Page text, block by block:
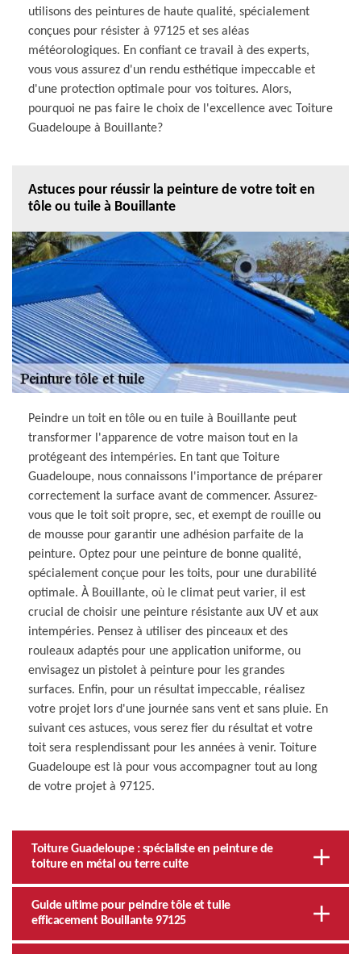
utilisons des peintures de haute qualité, spécialement
conçues pour résister à 97125 et ses aléas
météorologiques. En confiant ce travail à des experts,
vous vous assurez d'un rendu esthétique impeccable et
d'une protection optimale pour vos toitures. Alors,
pourquoi ne pas faire le choix de l'excellence avec Toiture
Guadeloupe à Bouillante?
Astuces pour réussir la peinture de votre toit en
tôle ou tuile à Bouillante
Peindre un toit en tôle ou en tuile à Bouillante peut
transformer l'apparence de votre maison tout en la
protégeant des intempéries. En tant que Toiture
Guadeloupe, nous connaissons l'importance de préparer
correctement la surface avant de commencer. Assurez-
vous que le toit soit propre, sec, et exempt de rouille ou
de mousse pour garantir une adhésion parfaite de la
peinture. Optez pour une peinture de bonne qualité,
spécialement conçue pour les toits, pour une durabilité
optimale. À Bouillante, où le climat peut varier, il est
crucial de choisir une peinture résistante aux UV et aux
intempéries. Pensez à utiliser des pinceaux et des
rouleaux adaptés pour une application uniforme, ou
envisagez un pistolet à peinture pour les grandes
surfaces. Enfin, pour un résultat impeccable, réalisez
votre projet lors d'une journée sans vent et sans pluie. En
suivant ces astuces, vous serez fier du résultat et votre
toit sera resplendissant pour les années à venir. Toiture
Guadeloupe est là pour vous accompagner tout au long
de votre projet à 97125.
Toiture Guadeloupe : spécialiste en peinture de
toiture en métal ou terre cuite
Guide ultime pour peindre tôle et tuile
efficacement Bouillante 97125